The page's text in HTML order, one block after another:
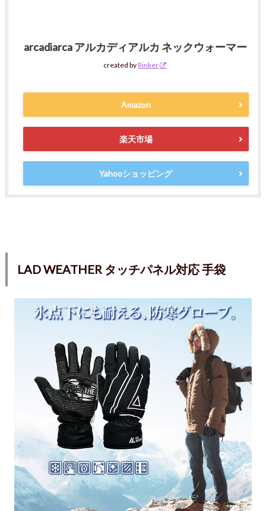
arcadiarca アルカディアルカ ネックウォーマー
created by Rinker
Amazon
楽天市場
Yahooショッピング
LAD WEATHER タッチパネル対応 手袋